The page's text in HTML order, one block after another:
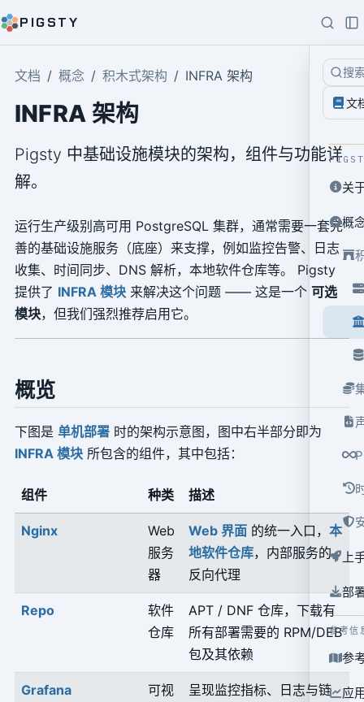
PIGSTY
搜
文
关
概
上
部
参考信
参
应
文档 概念 积木式架构 INFRA 架构
INFRA 架构
Pigsty 中基础设施模块的架构，组件与功能详
解。
运行生产级别高可用 PostgreSQL 集群，通常需要一套完
善的基础设施服务（底座）来支撑，例如监控告警、日志
收集、时间同步、DNS 解析，本地软件仓库等。 Pigsty
提供了 INFRA 模块来解决这个问题 —— 这是一个 可选
模块，但我们强烈推荐启用它。
概览
下图是 单机部署时的架构示意图，图中右半部分即为
INFRA 模块所包含的组件，其中包括：
组件 种类 描述
Nginx
Web
服务
器
Web 界面的统一入口， 本
地软件仓库，内部服务的
反向代理
Repo
软件
仓库
APT / DNF 仓库，下载有
所有部署需要的 RPM/DEB
包及其依赖
Grafana
可视
呈现监控指标、日志与链